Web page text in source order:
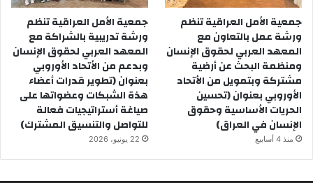
في المنتدى الاجتماعي العراقي.
جمعية الأمل العراقية تنظم
ورشة عمل بالتعاون مع
المعهد العربي لحقوق الإنسان
ومنظمة البحث عن أرضية
مشتركة وبتمويل من الأتحاد
الأوروبي بعنوان (تحسين
الحريات الأساسية وحقوق
الإنسان في العراق)
منذ 4 أسابيع
جمعية الأمل العراقية تنظم
ورشة تدريبية بالشراكة مع
المعهد العربي لحقوق الإنسان
وبدعم من الأتحاد الأوروبي
بعنوان (تطوير قدرات أعضاء
هذة الشبكات وعضواتها على
صياغة أستراتيجيات فعالة
للتواصل والتنسيق المشترك)
22 يونيو، 2026